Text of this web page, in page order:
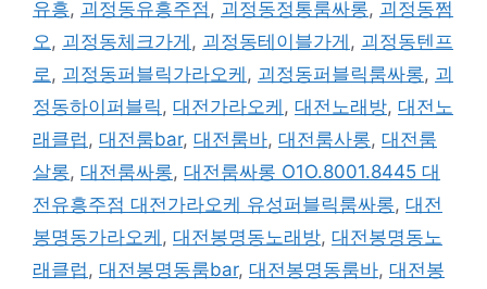
유흥, 괴정동유흥주점 , 괴정동정통룸싸롱, 괴정동쩜
오 , 괴정동체크가게 , 괴정동테이블가게 , 괴정동텐프
로 , 괴정동퍼블릭가라오케 , 괴정동퍼블릭룸싸롱, 괴
정동하이퍼블릭 , 대전가라오케 , 대전노래방, 대전노
래클럽 , 대전룸bar, 대전룸바, 대전룸사롱, 대전룸
살롱, 대전룸싸롱, 대전룸싸롱 O1O.8001.8445 대
전유흥주점 대전가라오케 유성퍼블릭룸싸롱, 대전
봉명동가라오케 , 대전봉명동노래방, 대전봉명동노
래클럽 , 대전봉명동룸bar, 대전봉명동룸바, 대전봉